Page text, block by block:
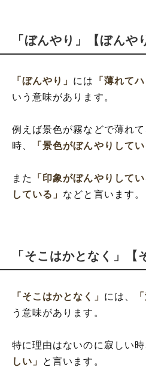
「ぼんやり」【ぼんや
「ぼんやり」 には 「薄れて
いう意味があります。
例えば景色が霧などで薄れ
時、
「景色がぼんやりしてい
また 「印象がぼんやりしてい
している」 などと言います。
「そこはかとなく」【
「そこはかとなく」 には、
う意味があります。
特に理由はないのに寂しい時
しい」
と言います。